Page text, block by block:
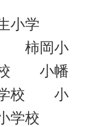
小学
柿岡小
小幡
校 小
学校